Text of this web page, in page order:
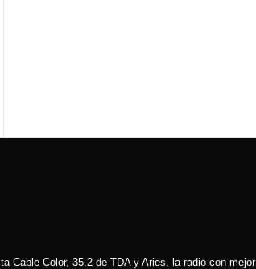
Cable Color, 35.2 de TDA y Aries, la radio con mejor